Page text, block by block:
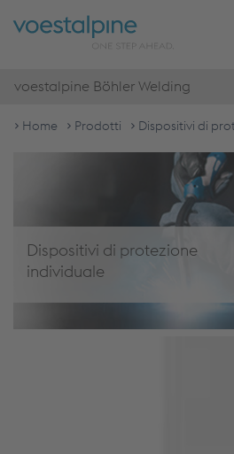
voestalpine Böhler Welding
Home Prodotti Dispositivi di
Dispositivi di protezione
individuale